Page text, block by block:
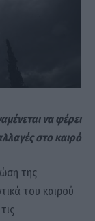
να φέρει
στο καιρό
της
του καιρού